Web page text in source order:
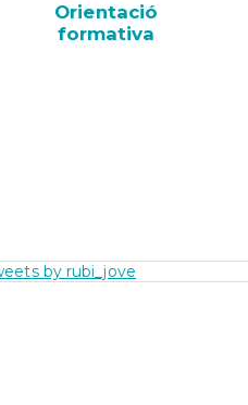
Orientació
formativa
by rubi_jove